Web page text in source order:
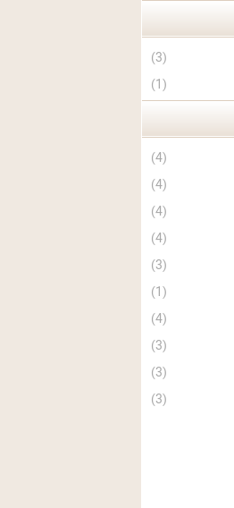
(
3
)
(
1
)
(
4
)
(
4
)
(
4
)
(
4
)
(
3
)
(
1
)
(
4
)
(
3
)
(
3
)
(
3
)